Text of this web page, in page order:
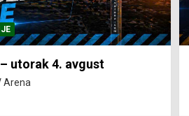
utorak 4. avgust
Arena